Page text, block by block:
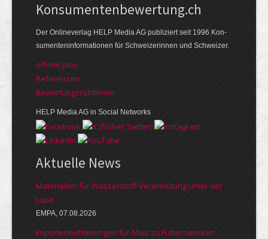
Kon­su­menten­be­wer­tung.ch
Der Online­verlag HELP Media AG publi­ziert seit 1996 Kon­
su­menten­infor­mationen für Schwei­zerinnen und Schweizer.
offene Jobs
Referenzen
Bewer­tungs­richt­linien
HELP Media AG in Social Networks
Aktuelle News
Materialien für Wasserstoff-Verarbeitung unter der
Lupe
EMPA, 07.08.2026
Importerleichterungen für Mais zu Futterzwecken